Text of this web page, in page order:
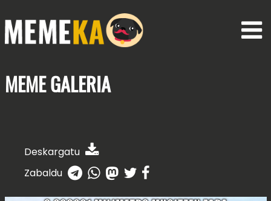
MEMEGALERIA
Deskargatu
Zabaldu